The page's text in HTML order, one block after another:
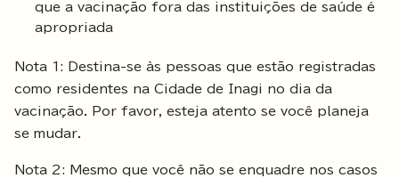
que a vacinação fora das instituições de saúde é
apropriada
Nota 1: Destina-se às pessoas que estão registradas
como residentes na Cidade de Inagi no dia da
vacinação. Por favor, esteja atento se você planeja
se mudar.
Nota 2: Mesmo que você não se enquadre nos casos